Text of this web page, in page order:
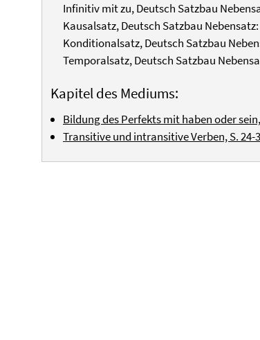
Infinitiv mit zu, Deutsch Satzbau
Kausalsatz, Deutsch Satzbau
Konditionalsatz, Deutsch Satzbau
Temporalsatz, Deutsch Satzbau
Kapitel des Mediums:
Bildung des Perfekts mit haben oder
Transitive und intransitive Verben, S. 24-